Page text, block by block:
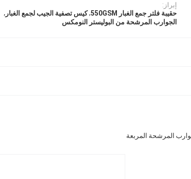
إبراز:
حقيبة فلتر جمع الغبار 550GSM
,كيس تصفية الجيب لجمع الغبار ,
الجوارب المرشحة من البوليستر النومكس
المرشحة المربعة